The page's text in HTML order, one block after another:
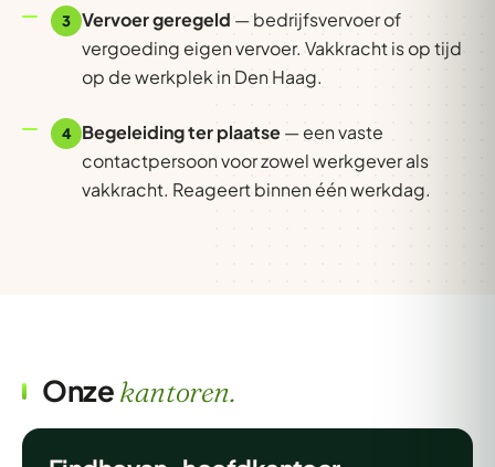
3 Vervoer geregeld — bedrijfsvervoer of
vergoeding eigen vervoer. Vakkracht is op tijd
op de werkplek in Den Haag.
4 Begeleiding ter plaatse— een vaste
contactpersoon voor zowel werkgever als
vakkracht. Reageert binnen één werkdag.
Onzekantoren.